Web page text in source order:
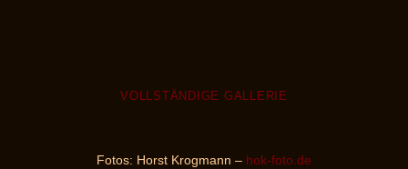
VOLLSTÄNDIGE GALLERIE
Fotos: Horst Krogmann – hok-foto.de